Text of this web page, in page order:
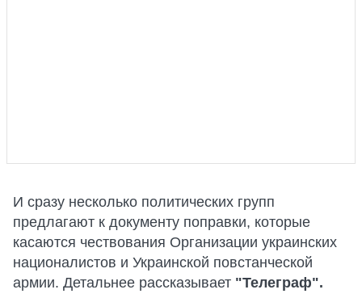
И сразу несколько политических групп
предлагают к документу поправки, которые
касаются чествования Организации украинских
националистов и Украинской повстанческой
армии. Детальнее рассказывает "Телеграф".